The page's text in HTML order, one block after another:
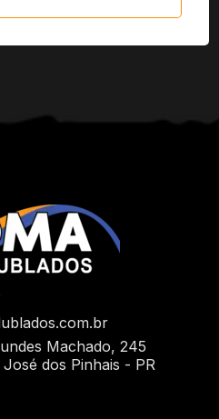
Machado, 245
dos Pinhais - PR